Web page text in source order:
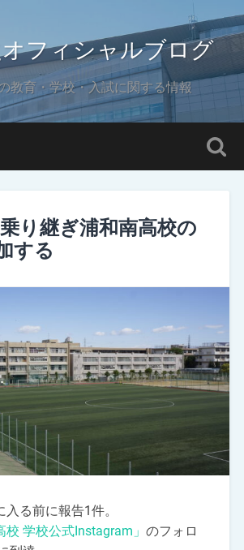
フィシャルブログ
教育・学校・入試に関する情報
り継ぎ浦和南高校の
する
る前に報告1件。
校 学校公式Instagram」 のフォロ